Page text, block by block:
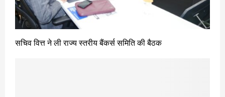
सचिव वित्त ने ली राज्य स्तरीय बैंकर्स समिति की बैठक